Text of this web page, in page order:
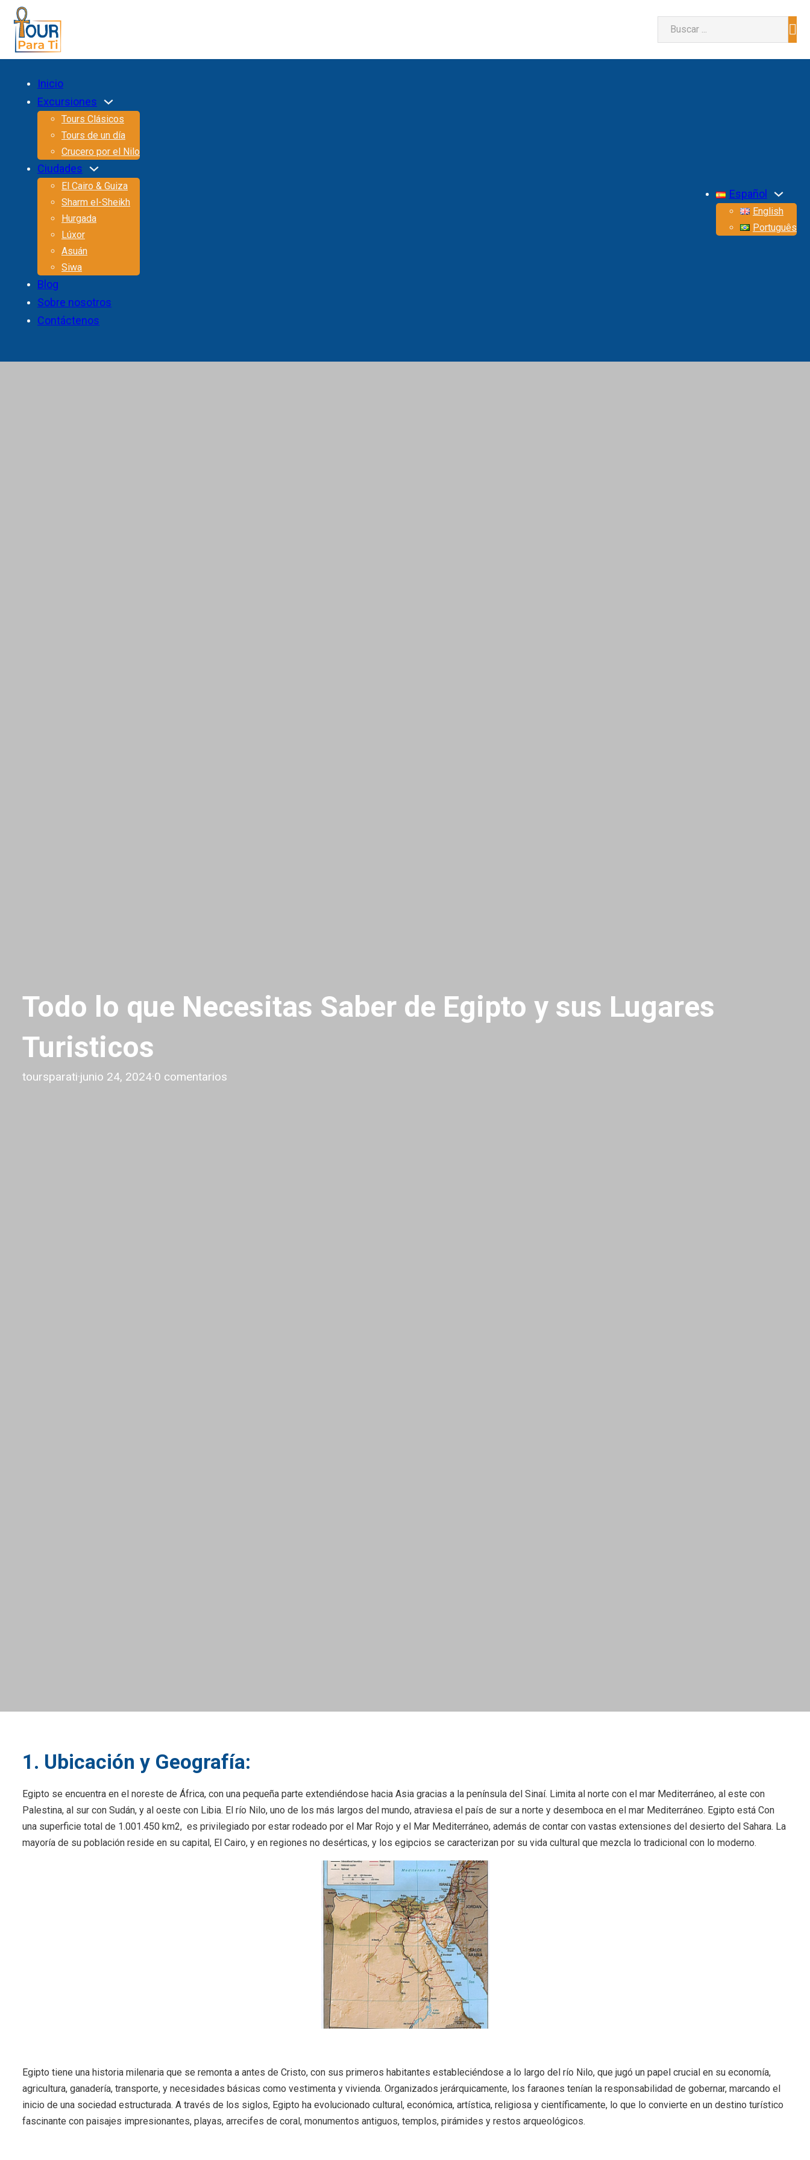
Inicio
Excursiones
Tours Clásicos
Tours de un día
Crucero por el Nilo
Ciudades
El Cairo & Guiza
Sharm el-Sheikh
Hurgada
Lúxor
Asuán
Siwa
Blog
Sobre nosotros
Contáctenos
Español
English
Português
Todo lo que Necesitas Saber de Egipto y sus Lugares
Turisticos
toursparati·junio 24, 2024·0 comentarios
1. Ubicación y Geografía:
Egipto se encuentra en el noreste de África, con una pequeña parte extendiéndose hacia Asia gracias a la península del Sinaí. Limita al norte con el mar Mediterráneo, al este con
Palestina, al sur con Sudán, y al oeste con Libia. El río Nilo, uno de los más largos del mundo, atraviesa el país de sur a norte y desemboca en el mar Mediterráneo. Egipto está Con
una superficie total de 1.001.450 km2, es privilegiado por estar rodeado por el Mar Rojo y el Mar Mediterráneo, además de contar con vastas extensiones del desierto del Sahara. La
mayoría de su población reside en su capital, El Cairo, y en regiones no desérticas, y los egipcios se caracterizan por su vida cultural que mezcla lo tradicional con lo moderno.
Egipto tiene una historia milenaria que se remonta a antes de Cristo, con sus primeros habitantes estableciéndose a lo largo del río Nilo, que jugó un papel crucial en su economía,
agricultura, ganadería, transporte, y necesidades básicas como vestimenta y vivienda. Organizados jerárquicamente, los faraones tenían la responsabilidad de gobernar, marcando el
inicio de una sociedad estructurada. A través de los siglos, Egipto ha evolucionado cultural, económica, artística, religiosa y científicamente, lo que lo convierte en un destino turístico
fascinante con paisajes impresionantes, playas, arrecifes de coral, monumentos antiguos, templos, pirámides y restos arqueológicos.